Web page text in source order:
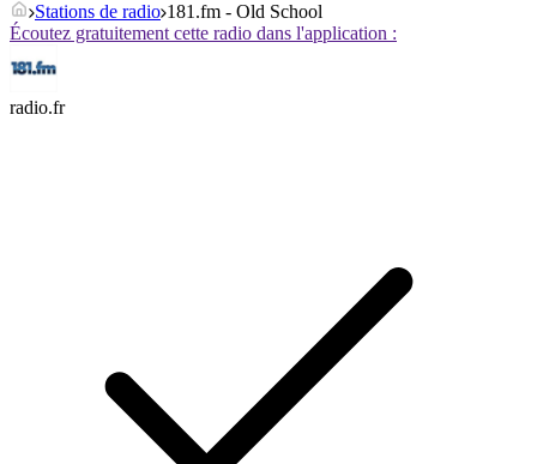
Stations de radio 181.fm - Old School
Écoutez gratuitement cette radio dans l'application :
radio.fr